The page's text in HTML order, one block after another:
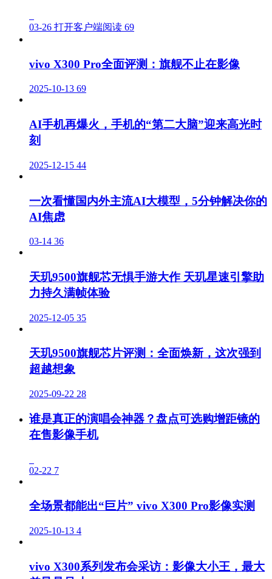
03-26 打开客户端阅读 69
vivo X300 Pro全面评测：旗舰不止在影像
2025-10-13 69
AI手机再爆火，手机的“第二大脑”迎来高光时
刻
2025-12-15 44
一次看懂国内外主流AI大模型，5分钟解决你的
AI焦虑
03-14 36
天玑9500旗舰芯无惧手游大作 天玑星速引擎助
力持久满帧体验
2025-12-05 35
天玑9500旗舰芯片评测：全面焕新，这次强到
超越想象
2025-09-22 28
谁是真正的演唱会神器？盘点可选购增距镜的
在售影像手机
02-22 7
全场景都能出“巨片” vivo X300 Pro影像实测
2025-10-13 4
vivo X300系列发布会采访：影像大小王，最大